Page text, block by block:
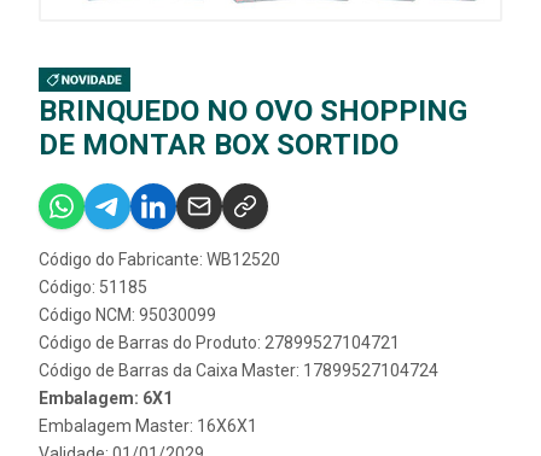
BRINQUEDO NO OVO SHOPPING
DE MONTAR BOX SORTIDO
Código do Fabricante: WB12520
Código: 51185
Código NCM: 95030099
Código de Barras do Produto: 27899527104721
Código de Barras da Caixa Master: 17899527104724
Embalagem: 6X1
Embalagem Master: 16X6X1